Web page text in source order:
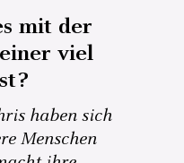
mit der
viel
haben sich
Menschen